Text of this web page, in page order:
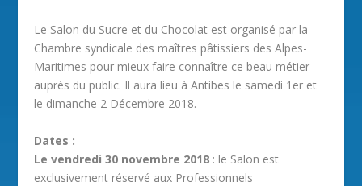
Le Salon du Sucre et du Chocolat est organisé par la
Chambre syndicale des maîtres pâtissiers des Alpes-
Maritimes pour mieux faire connaître ce beau métier
auprès du public. Il aura lieu à Antibes le samedi 1er et
le dimanche 2 Décembre 2018.
Dates :
Le vendredi 30 novembre 2018 : le Salon est
exclusivement réservé aux Professionnels